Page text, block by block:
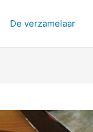
De verzamelaar